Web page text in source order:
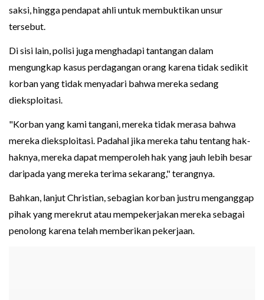
saksi, hingga pendapat ahli untuk membuktikan unsur
tersebut.
Di sisi lain, polisi juga menghadapi tantangan dalam
mengungkap kasus perdagangan orang karena tidak sedikit
korban yang tidak menyadari bahwa mereka sedang
dieksploitasi.
"Korban yang kami tangani, mereka tidak merasa bahwa
mereka dieksploitasi. Padahal jika mereka tahu tentang hak-
haknya, mereka dapat memperoleh hak yang jauh lebih besar
daripada yang mereka terima sekarang," terangnya.
Bahkan, lanjut Christian, sebagian korban justru menganggap
pihak yang merekrut atau mempekerjakan mereka sebagai
penolong karena telah memberikan pekerjaan.